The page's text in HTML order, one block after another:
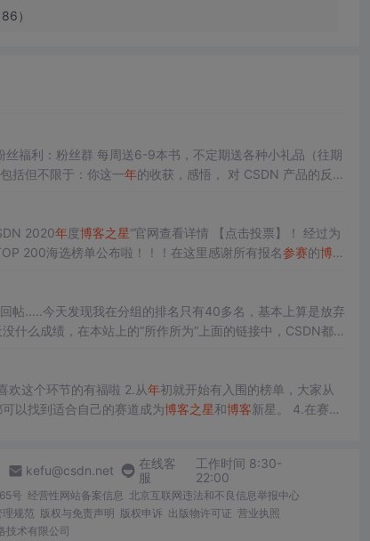
）
福利：粉丝群 每周送6-9本书，不定期送各种小礼品（往期
括但不限于：你这一年的收获，感悟， 对 CSDN 产品的反馈
达“CSDN 2020年度博客之星”官网查看详情 【点击投票】！ 经过为
200海选榜单公布啦！！！在这里感谢所有报名参赛的博主
海选评审..
帖.....今天发现我在分组的排名只有40多名，基本上算是放弃
什么成绩，在本站上的“所作所为”上面的链接中，CSDN都
运维与安全、移动开发、物联网与嵌入式、IT其他。
新星）的入围规则很简单： 1.不需要拉票！不喜欢这个环节的有福啦 2.从年初就开始有入围的榜单，大家从
，让大家都可以找到适合自己的赛道成为博客之星和博客新星。 4.在赛道
kefu@csdn.net
在线客
服
工作时间 8:30-
22:00
号 经营性网站备案信息 北京互联网违法和不良信息举报中心
规范 版权与免责声明 版权申诉 出版物许可证 营业执照
术有限公司